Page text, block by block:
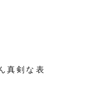
真剣な表